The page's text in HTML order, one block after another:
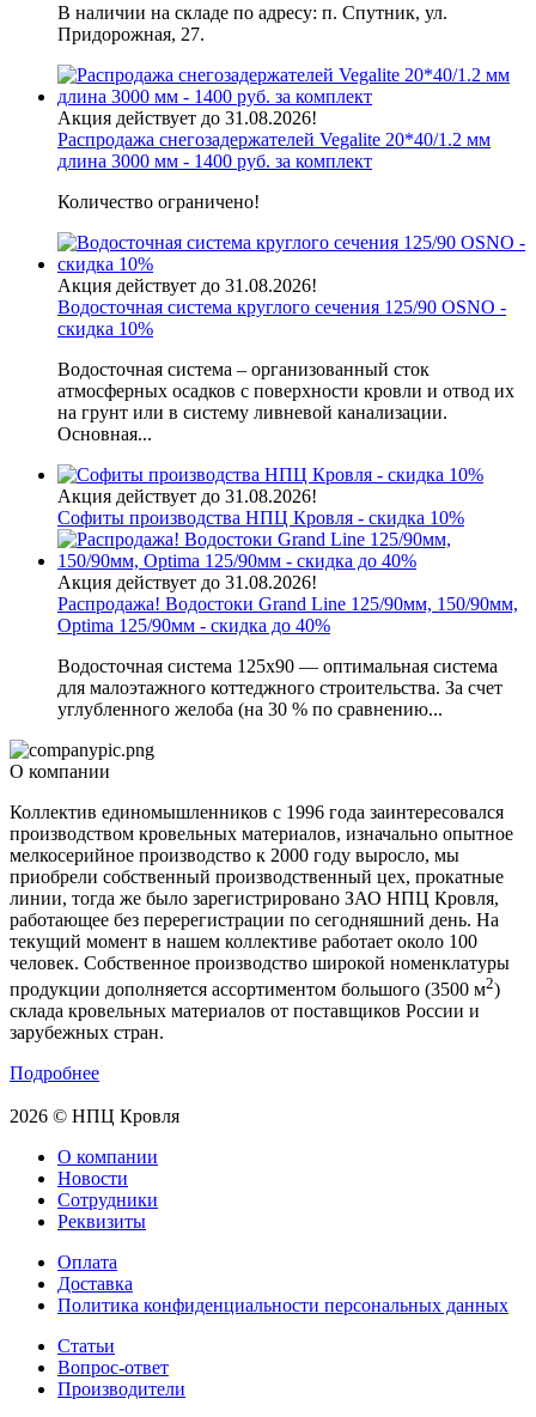
В наличии на складе по адресу: п. Спутник, ул.
Придорожная, 27.
Акция действует до 31.08.2026!
Распродажа снегозадержателей Vegalite 20*40/1.2 мм
длина 3000 мм - 1400 руб. за комплект
Количество ограничено!
Акция действует до 31.08.2026!
Водосточная система круглого сечения 125/90 OSNO -
скидка 10%
Водосточная система – организованный сток
атмосферных осадков с поверхности кровли и отвод их
на грунт или в систему ливневой канализации.
Основная...
Акция действует до 31.08.2026!
Софиты производства НПЦ Кровля - скидка 10%
Акция действует до 31.08.2026!
Распродажа! Водостоки Grand Line 125/90мм, 150/90мм,
Optima 125/90мм - скидка до 40%
Водосточная система 125х90 — оптимальная система
для малоэтажного коттеджного строительства. За счет
углубленного желоба (на 30 % по сравнению...
О компании
Коллектив единомышленников с 1996 года заинтересовался
производством кровельных материалов, изначально опытное
мелкосерийное производство к 2000 году выросло, мы
приобрели собственный производственный цех, прокатные
линии, тогда же было зарегистрировано ЗАО НПЦ Кровля,
работающее без перерегистрации по сегодняшний день. На
текущий момент в нашем коллективе работает около 100
человек. Собственное производство широкой номенклатуры
продукции дополняется ассортиментом большого (3500 м2)
склада кровельных материалов от поставщиков России и
зарубежных стран.
Подробнее
2026 © НПЦ Кровля
О компании
Новости
Сотрудники
Реквизиты
Оплата
Доставка
Политика конфиденциальности персональных данных
Статьи
Вопрос-ответ
Производители